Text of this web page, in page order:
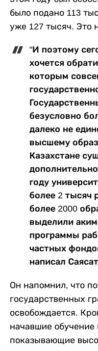
было подано 113
уже 127 тысяч. Это
"И поэтому
хочется
которым
безусловно
далеко не
высшему
Казахстане
году
более 2 тысяч
более 2000
выделили
программы
частных
написал
Он напомнил, что
государственных
освобождается.
начавшие обучение
показывающие